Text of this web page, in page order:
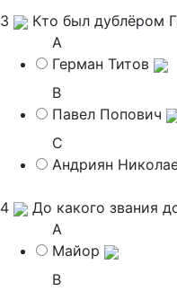
3
Кто был дублёром
A
Герман Титов
B
Павел Попович
C
Андриян
4
До какого звания
A
Майор
B